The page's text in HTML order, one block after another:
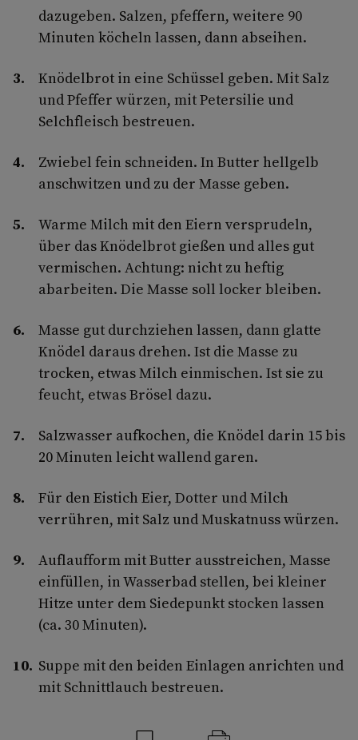
dazugeben. Salzen, pfeffern, weitere 90
Minuten köcheln lassen, dann abseihen.
Knödelbrot in eine Schüssel geben. Mit Salz
und Pfeffer würzen, mit Petersilie und
Selchfleisch bestreuen.
Zwiebel fein schneiden. In Butter hellgelb
anschwitzen und zu der Masse geben.
Warme Milch mit den Eiern versprudeln,
über das Knödelbrot gießen und alles gut
vermischen. Achtung: nicht zu heftig
abarbeiten. Die Masse soll locker bleiben.
Masse gut durchziehen lassen, dann glatte
Knödel daraus drehen. Ist die Masse zu
trocken, etwas Milch einmischen. Ist sie zu
feucht, etwas Brösel dazu.
Salzwasser aufkochen, die Knödel darin 15 bis
20 Minuten leicht wallend garen.
Für den Eistich Eier, Dotter und Milch
verrühren, mit Salz und Muskatnuss würzen.
Auflaufform mit Butter ausstreichen, Masse
einfüllen, in Wasserbad stellen, bei kleiner
Hitze unter dem Siedepunkt stocken lassen
(ca. 30 Minuten).
Suppe mit den beiden Einlagen anrichten und
mit Schnittlauch bestreuen.